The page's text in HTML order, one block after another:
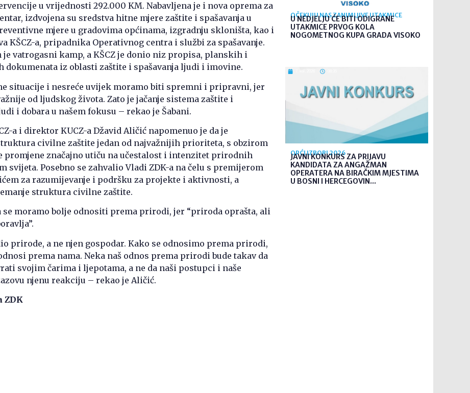
u vrijednosti 292.000 KM. Nabavljena je i nova oprema za
izdvojena su sredstva hitne mjere zaštite i spašavanja u
mjere u gradovima općinama, izgradnju skloništa, kao i
KŠCZ-a, pripadnika Operativnog centra i službi za spašavanje.
je vatrogasni kamp, a KŠCZ je donio niz propisa, planskih i
dokumenata iz oblasti zaštite i spašavanja ljudi i imovine.
situacije i nesreće uvijek moramo biti spremni i pripravni, jer
od ljudskog života. Zato je jačanje sistema zaštite i
i dobara u našem fokusu – rekao je Šabani.
a i direktor KUCZ-a Džavid Aličić napomenuo je da je
civilne zaštite jedan od najvažnijih prioriteta, s obzirom
promjene značajno utiču na učestalost i intenzitet prirodnih
svijeta. Posebno se zahvalio Vladi ZDK-a na čelu s premijerom
za razumijevanje i podršku za projekte i aktivnosti, a
struktura civilne zaštite.
se moramo bolje odnositi prema prirodi, jer “priroda oprašta, ali
prirode, a ne njen gospodar. Kako se odnosimo prema prirodi,
prema nama. Neka naš odnos prema prirodi bude takav da
svojim čarima i ljepotama, a ne da naši postupci i naše
njenu reakciju – rekao je Aličić.
ZDK
OČEKUJU NAS ZANIMLJIVE UTAKMICE
U NEDJELJU ĆE BITI ODIGRANE
UTAKMICE PRVOG KOLA
NOGOMETNOG KUPA GRADA VISOKO
OPĆI IZBORI 2026
JAVNI KONKURS ZA PRIJAVU
KANDIDATA ZA ANGAŽMAN
OPERATERA NA BIRAČKIM MJESTIMA
U BOSNI I HERCEGOVIN...